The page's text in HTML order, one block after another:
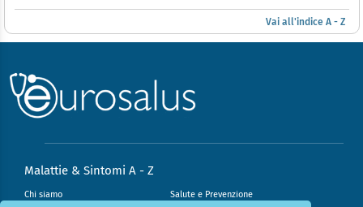
Vai all'indice A - Z
Malattie & Sintomi A - Z
Chi siamo Salute e Prevenzione